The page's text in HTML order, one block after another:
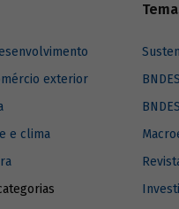
exterior
e clima
BNDES